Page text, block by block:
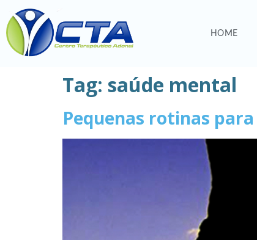
HOME
Tag: saúde mental
Pequenas rotinas